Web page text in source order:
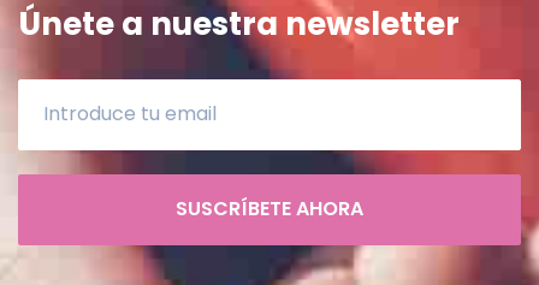
Únete a nuestra newsletter
SUSCRÍBETE AHORA